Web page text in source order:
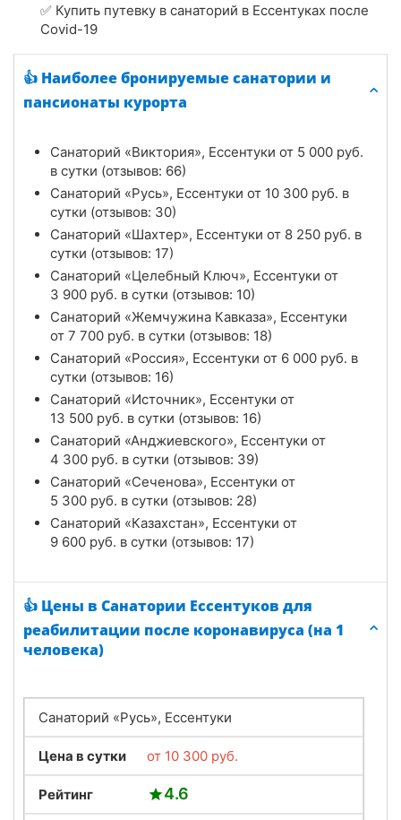
✅ Купить путевку в санаторий в Ессентуках после
Covid-19
👍 Наиболее бронируемые санатории и
пансионаты курорта
Санаторий «Виктория», Ессентуки от 5 000 руб.
в сутки (отзывов: 66)
Санаторий «Русь», Ессентуки от 10 300 руб. в
сутки (отзывов: 30)
Санаторий «Шахтер», Ессентуки от 8 250 руб. в
сутки (отзывов: 17)
Санаторий «Целебный Ключ», Ессентуки от
3 900 руб. в сутки (отзывов: 10)
Санаторий «Жемчужина Кавказа», Ессентуки
от 7 700 руб. в сутки (отзывов: 18)
Санаторий «Россия», Ессентуки от 6 000 руб. в
сутки (отзывов: 16)
Санаторий «Источник», Ессентуки от
13 500 руб. в сутки (отзывов: 16)
Санаторий «Анджиевского», Ессентуки от
4 300 руб. в сутки (отзывов: 39)
Санаторий «Сеченова», Ессентуки от
5 300 руб. в сутки (отзывов: 28)
Санаторий «Казахстан», Ессентуки от
9 600 руб. в сутки (отзывов: 17)
👍 Цены в Санатории Ессентуков для
реабилитации после коронавируса (на 1
человека)
Санаторий «Русь», Ессентуки
Цена в сутки от 10 300 руб.
Рейтинг 4.6